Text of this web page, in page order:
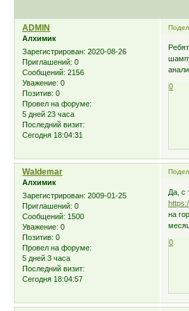
ADMIN
Алхимик
Зарегистрирован: 2020-08-26
Приглашений: 0
Сообщений: 2156
Уважение: 0
Позитив: 0
Провел на форуме:
5 дней 23 часа
Последний визит:
Сегодня 18:04:31
0
Waldemar
Алхимик
Зарегистрирован: 2009-01-25
Приглашений: 0
Сообщений: 1500
Уважение: 0
Позитив: 0
Провел на форуме:
5 дней 3 часа
Последний визит:
Сегодня 18:04:57
Да, с
на
0